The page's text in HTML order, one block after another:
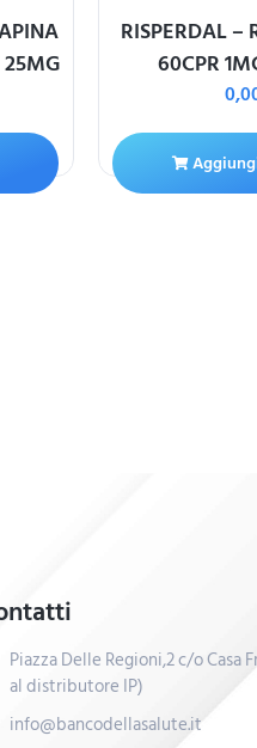
RISPERDAL –
60CPR
Piazza Delle Regioni,2 c/o
al distributore IP)
info@bancodellasalute.it